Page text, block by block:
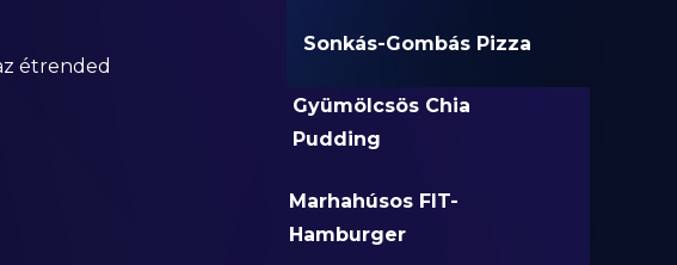
étrended
Sonkás-Gombás Pizza
Gyümölcsös Chia
Pudding
Marhahúsos FIT-
Hamburger